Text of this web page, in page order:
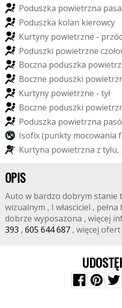
Poduszka powietrzna pasa
Poduszka kolan kierowcy
Kurtyny powietrzne - przó
Poduszki powietrzne czoło
Boczna poduszka powietrz
Boczne poduszki powietrz
Kurtyny powietrzne - tył
Boczne poduszki powietrz
Poduszka powietrzna pasó
Isofix(punkty mocowania f
Kurtyna powietrzna z tyłu,
OPIS
Auto w bardzo dobrym stanie
wizualnym , I własciciel ,
dobrze wyposazona , więcej
393 , 605 644 687 , więcej